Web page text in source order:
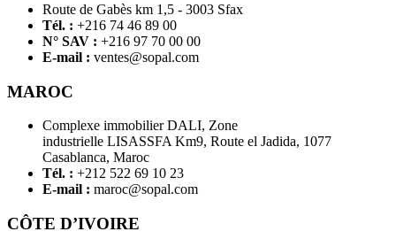
Route de Gabès km 1,5 - 3003 Sfax
Tél. : +216 74 46 89 00
N° SAV : +216 97 70 00 00
E-mail : ventes@sopal.com
MAROC
Complexe immobilier DALI, Zone
industrielle LISASSFA Km9, Route el Jadida, 1077
Casablanca, Maroc
Tél. : +212 522 69 10 23
E-mail : maroc@sopal.com
CÔTE D’IVOIRE